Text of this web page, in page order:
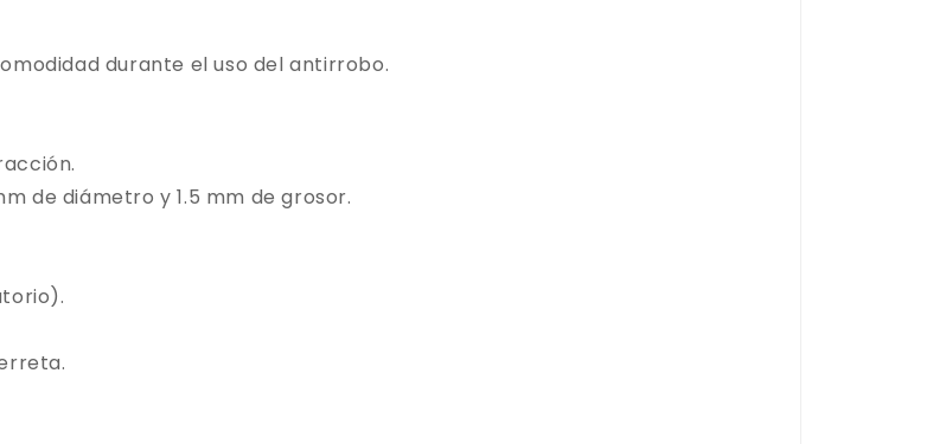
durante el uso del antirrobo.
de diámetro y 1.5 mm de grosor.